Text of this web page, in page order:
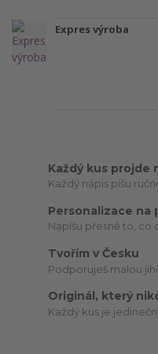
Expres výroba
Každý kus projde
Každý nápis píšu
Personalizace na
Napíšu přesně to, co
Tvořím v Česku
Podporuješ malou
Originál, který
Každý kus je